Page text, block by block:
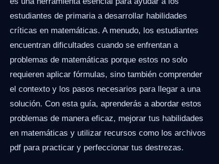
estudiantes de primaria a desarrollar habilidades
críticas en matemáticas. A menudo, los estudiantes
encuentran dificultades cuando se enfrentan a
problemas de matemáticas porque estos no solo
requieren aplicar fórmulas, sino también comprender
el contexto y los pasos necesarios para llegar a una
solución. Con esta guía, aprenderás a abordar estos
problemas de manera eficaz, mejorar tus habilidades
en matemáticas y utilizar recursos como los archivos
pdf para practicar y perfeccionar tus destrezas.